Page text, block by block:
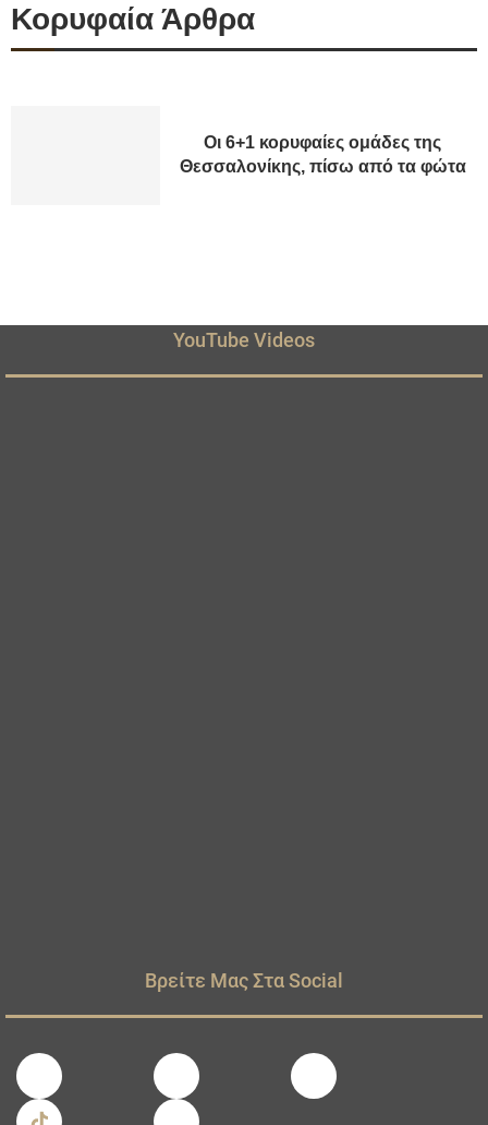
Κορυφαία Άρθρα
Οι 6+1 κορυφαίες ομάδες της
Θεσσαλονίκης, πίσω από τα φώτα
YouTube Videos
Βρείτε Μας Στα Social